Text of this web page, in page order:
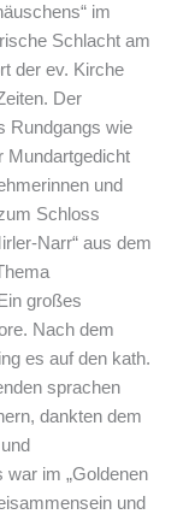
im
Schlacht am
der ev. Kirche
Der
Rundgangs wie
Mundartgedicht
und
Schloss
Narr“ aus dem
großes
Nach dem
es auf den kath.
sprachen
dankten dem
im „Goldenen
und